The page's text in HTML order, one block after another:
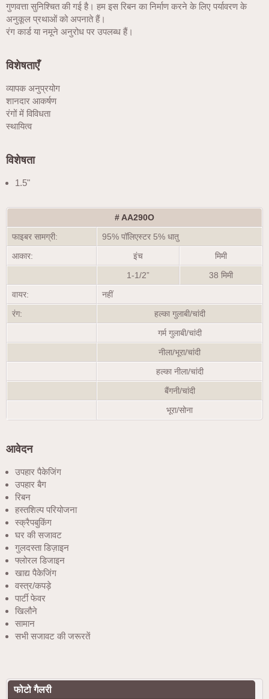
गुणवत्ता सुनिश्चित की गई है। हम इस रिबन का निर्माण करने के लिए पर्यावरण के
अनुकूल प्रथाओं को अपनाते हैं।
रंग कार्ड या नमूने अनुरोध पर उपलब्ध हैं।
विशेषताएँ
व्यापक अनुप्रयोग
शानदार आकर्षण
रंगों में विविधता
स्थायित्व
विशेषता
1.5"
#AA290O
फाइबर सामग्री:
95% पॉलिएस्टर 5% धातु
आकार:
इंच
मिमी
1-1/2”
38 मिमी
वायर:
नहीं
रंग:
हल्का गुलाबी/चांदी
गर्म गुलाबी/चांदी
नीला/भूरा/चांदी
हल्का नीला/चांदी
बैंगनी/चांदी
भूरा/सोना
आवेदन
उपहार पैकेजिंग
उपहार बैग
रिबन
हस्तशिल्प परियोजना
स्क्रैपबुकिंग
घर की सजावट
गुलदस्ता डिज़ाइन
फ्लोरल डिजाइन
खाद्य पैकेजिंग
वस्त्र/कपड़े
पार्टी फेवर
खिलौने
सामान
सभी सजावट की जरूरतें
फोटो गैलरी